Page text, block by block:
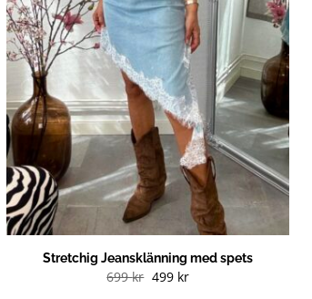
Stretchig Jeansklänning med spets
699kr Det
499 krDet